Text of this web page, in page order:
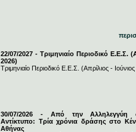
22/07/2027 - Τριμηνιαίο Περιοδικό Ε.Ε.Σ.
2026)
Τριμηνιαίο Περιοδικό Ε.Ε.Σ. (Απρίλιος -
30/07/2026 - Από την Αλληλεγγύη
Αντίκτυπο: Τρία χρόνια δράσης στο
Αθήνας